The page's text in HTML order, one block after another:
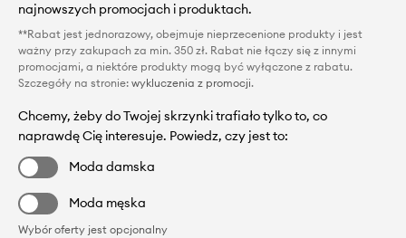
najnowszych promocjach i produktach.
**Rabat jest jednorazowy, obejmuje nieprzecenione produkty i jest
ważny przy zakupach za min. 350 zł. Rabat nie łączy się z innymi
promocjami, a niektóre produkty mogą być wyłączone z rabatu.
Szczegóły na stronie: wykluczenia z promocji.
Chcemy, żeby do Twojej skrzynki trafiało tylko to, co
naprawdę Cię interesuje. Powiedz, czy jest to:
Moda damska
Moda męska
Wybór oferty jest opcjonalny